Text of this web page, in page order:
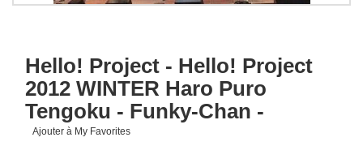
Hello! Project - Hello! Project
2012 WINTER Haro Puro
Tengoku - Funky-Chan -
Ajouter à My Favorites